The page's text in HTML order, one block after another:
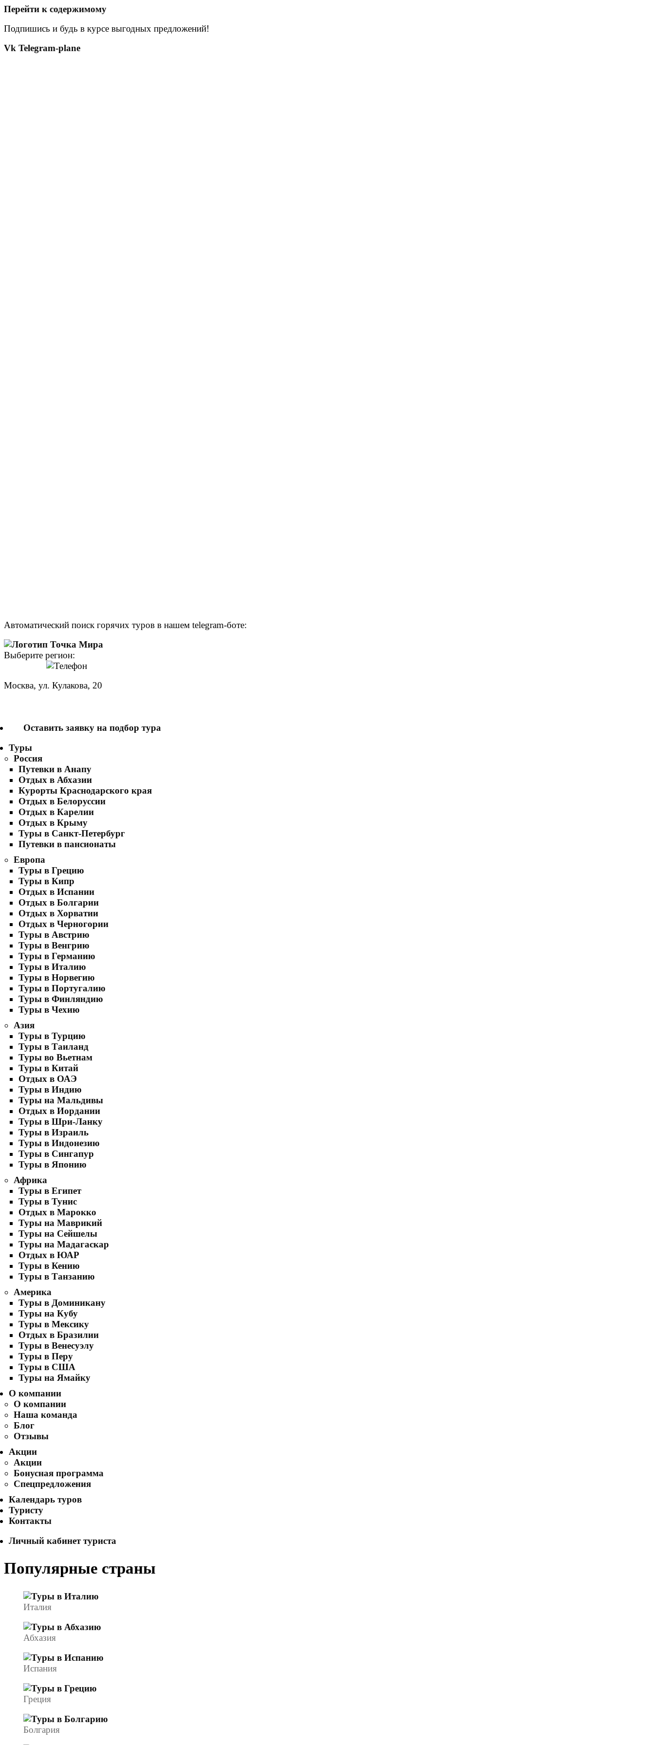
Перейти к содержимому
Подпишись и будь в курсе выгодных предложений!
Vk Telegram-plane
Автоматический поиск горячих туров в нашем telegram-боте:
Выберите регион:
Москва, ул. Кулакова, 20
Оставить заявку на подбор тура
Туры
Россия
Путевки в Анапу
Отдых в Абхазии
Курорты Краснодарского края
Отдых в Белоруссии
Отдых в Карелии
Отдых в Крыму
Туры в Санкт-Петербург
Путевки в пансионаты
Европа
Туры в Грецию
Туры в Кипр
Отдых в Испании
Отдых в Болгарии
Отдых в Хорватии
Отдых в Черногории
Туры в Австрию
Туры в Венгрию
Туры в Германию
Туры в Италию
Туры в Норвегию
Туры в Португалию
Туры в Финляндию
Туры в Чехию
Азия
Туры в Турцию
Туры в Таиланд
Туры во Вьетнам
Туры в Китай
Отдых в ОАЭ
Туры в Индию
Туры на Мальдивы
Отдых в Иордании
Туры в Шри-Ланку
Туры в Израиль
Туры в Индонезию
Туры в Сингапур
Туры в Японию
Африка
Туры в Египет
Туры в Тунис
Отдых в Марокко
Туры на Маврикий
Туры на Сейшелы
Туры на Мадагаскар
Отдых в ЮАР
Туры в Кению
Туры в Танзанию
Америка
Туры в Доминикану
Туры на Кубу
Туры в Мексику
Отдых в Бразилии
Туры в Венесуэлу
Туры в Перу
Туры в США
Туры на Ямайку
О компании
О компании
Наша команда
Блог
Отзывы
Акции
Акции
Бонусная программа
Спецпредложения
Календарь туров
Туристу
Контакты
Личный кабинет туриста
Популярные страны
Италия
Абхазия
Испания
Греция
Болгария